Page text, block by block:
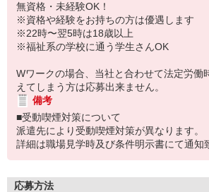
無資格・未経験OK！
※資格や経験をお持ちの方は優遇します
※22時〜翌5時は18歳以上
※福祉系の学校に通う学生さんOK
Wワークの場合、当社と合わせて法定労働
えてしまう方は応募出来ません。
備考
■受動喫煙対策について
派遣先により受動喫煙対策が異なります。
詳細は職場見学時及び条件明示書にて通知
応募方法